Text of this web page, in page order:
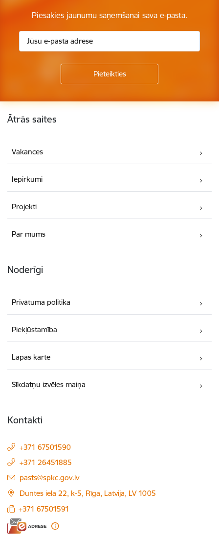
Piesakies jaunumu saņemšanai savā e-pastā.
Kājene
Ātrās saites
Vakances
Iepirkumi
Projekti
Par mums
Noderīgi
Privātuma politika
Piekļūstamība
Lapas karte
Sīkdatņu izvēles maiņa
Kontakti
+371 67501590
+371 26451885
E-pasts:
pasts@spkc.gov.lv
Duntes iela 22, k-5, Rīga, Latvija, LV 1005
+371 67501591